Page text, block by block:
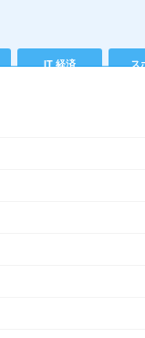
IT 経済 ス